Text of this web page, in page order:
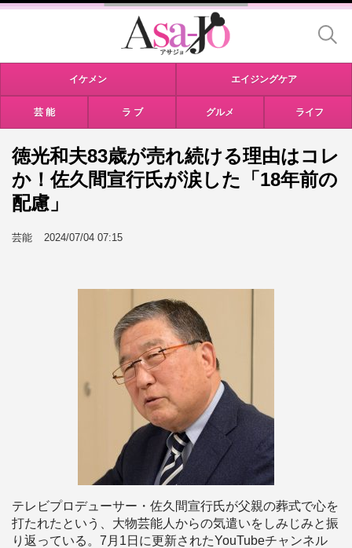
イケメン エイジングケア
芸 能 ラ ブ グルメ ライフ
徳光和夫83歳が売れ続ける理由はコレ
か！佐久間宣行氏が涙した「18年前の
配慮」
芸能 2024/07/04 07:15
テレビプロデューサー・佐久間宣行氏が父親の葬式で心を
打たれたという、大物芸能人からの気遣いをしみじみと振
り返っている。7月1日に更新されたYouTubeチャンネル